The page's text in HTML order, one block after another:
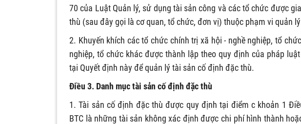
70 của Luật Quản lý, sử dụng tài sản công và các tổ chức được
thù (sau đây gọi là cơ quan, tổ chức, đơn vị) thuộc phạm vi quản
2. Khuyến khích các tổ chức chính trị xã hội - nghề nghiệp, tổ
nghiệp, tổ chức khác được thành lập theo quy định của pháp
tại Quyết định này để quản lý tài sản cố định đặc thù.
Điều 3. Danh mục tài sản cố định đặc thù
1. Tài sản cố định đặc thù được quy định tại điểm c khoản 1
BTC là những tài sản không xác định được chi phí hình thành